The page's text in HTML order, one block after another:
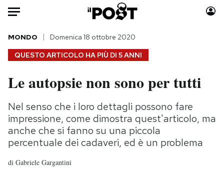
Auto
HOME
Italia
Politica
Tecnologia
Internet
Moda
Consumismi
Storie/Idee
Ok Boomer!
QUESTO ARTICOLO HA PIÙ DI 5 ANNI
MONDO Domenica 18 ottobre 2020
Le autopsie non sono per tutti
Nel senso che i loro dettagli possono fare
impressione, come dimostra quest'articolo, ma
anche che si fanno su una piccola
percentuale dei cadaveri, ed è un problema
di Gabriele Gargantini